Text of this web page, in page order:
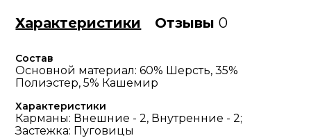
Характеристики Отзывы0
Состав
Основной материал: 60% Шерсть, 35%
Полиэстер, 5% Кашемир
Характеристики
Карманы: Внешние - 2, Внутренние - 2;
Застежка: Пуговицы